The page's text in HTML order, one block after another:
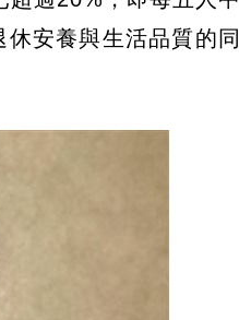
安養與生活品質的同